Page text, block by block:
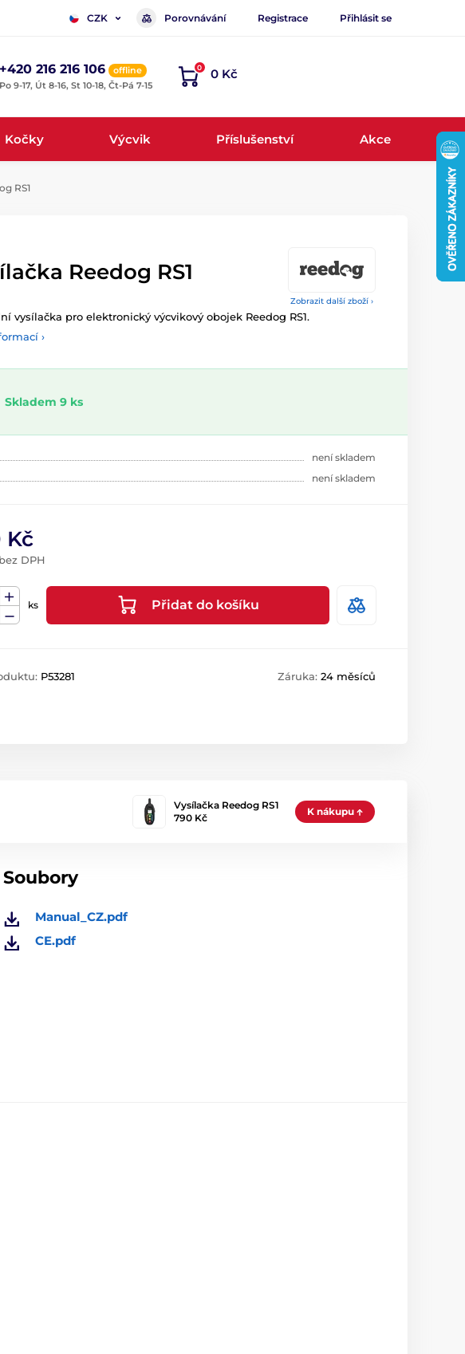
CZK Porovnávání Registrace Přihlásit se
+420 216 216 106
offline
Po 9-17, Út 8-16, St 10-18, Čt-Pá 7-15
0 0 Kč
Kočky Výcvik Příslušenství Akce
RS1
Zobrazit další zboží ›
Reedog RS1
vysílačka pro elektronický výcvikový obojek Reedog RS1.
›
Skladem 9 ks
není skladem
není skladem
Kč
DPH
ks Přidat do košíku
P53281 Záruka: 24 měsíců
Vysílačka Reedog RS1
790 Kč
K nákupu
Soubory
Manual_CZ.pdf
CE.pdf